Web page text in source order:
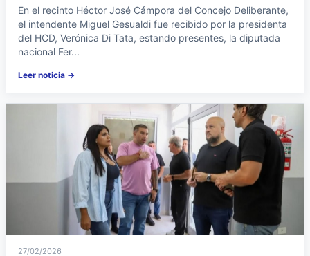
En el recinto Héctor José Cámpora del Concejo Deliberante,
el intendente Miguel Gesualdi fue recibido por la presidenta
del HCD, Verónica Di Tata, estando presentes, la diputada
nacional Fer...
Leer noticia →
27/02/2026